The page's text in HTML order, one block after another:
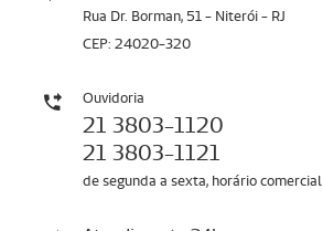
Rua Dr. Borman, 51 - Niterói - RJ
CEP: 24020-320
Ouvidoria
21 3803-1120
21 3803-1121
de segunda a sexta, horário comercial